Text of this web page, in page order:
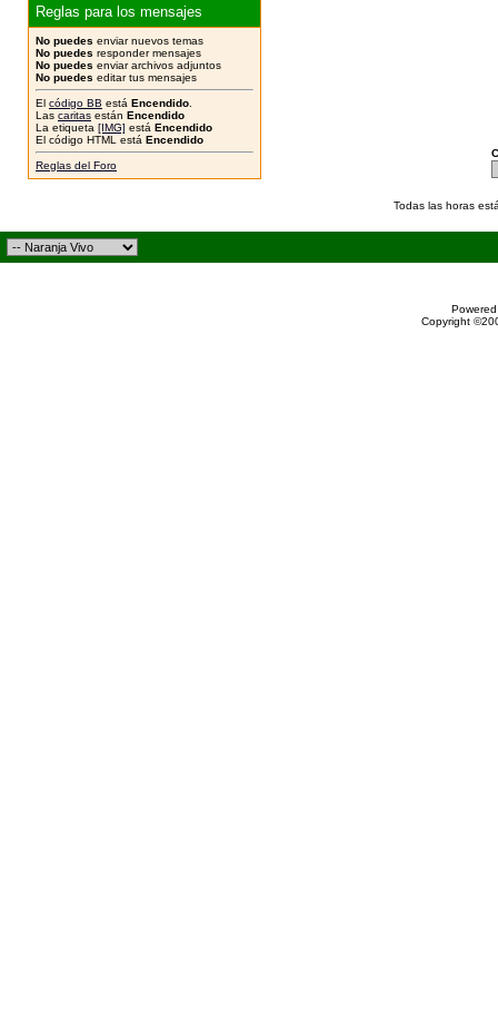
Reglas para los mensajes
No puedes enviar nuevos temas
No puedes responder mensajes
No puedes enviar archivos adjuntos
No puedes editar tus mensajes
El código BB está Encendido
Las caritas están Encendido
La etiqueta [IMG] está Encendido
El código HTML está Encendido
Reglas del Foro
Todas las horas
Copyright